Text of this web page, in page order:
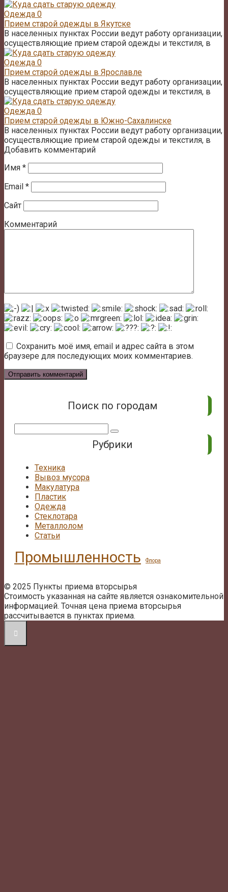
Одежда 0
Прием старой одежды в Якутске
В населенных пунктах России ведут работу организации,
осуществляющие прием старой одежды и текстиля, в
Одежда 0
Прием старой одежды в Ярославле
В населенных пунктах России ведут работу организации,
осуществляющие прием старой одежды и текстиля, в
Одежда 0
Прием старой одежды в Южно-Сахалинске
В населенных пунктах России ведут работу организации,
осуществляющие прием старой одежды и текстиля, в
Добавить комментарий
Имя *
Email *
Сайт
Комментарий
Сохранить моё имя, email и адрес сайта в этом
браузере для последующих моих комментариев.
Поиск по городам
Рубрики
Техника
Вывоз мусора
Макулатура
Пластик
Одежда
Стеклотара
Металлолом
Статьи
Промышленность Флора
© 2025 Пункты приема вторсырья
Стоимость указанная на сайте является ознакомительной
информацией. Точная цена приема вторсырья
рассчитывается в пунктах приема.